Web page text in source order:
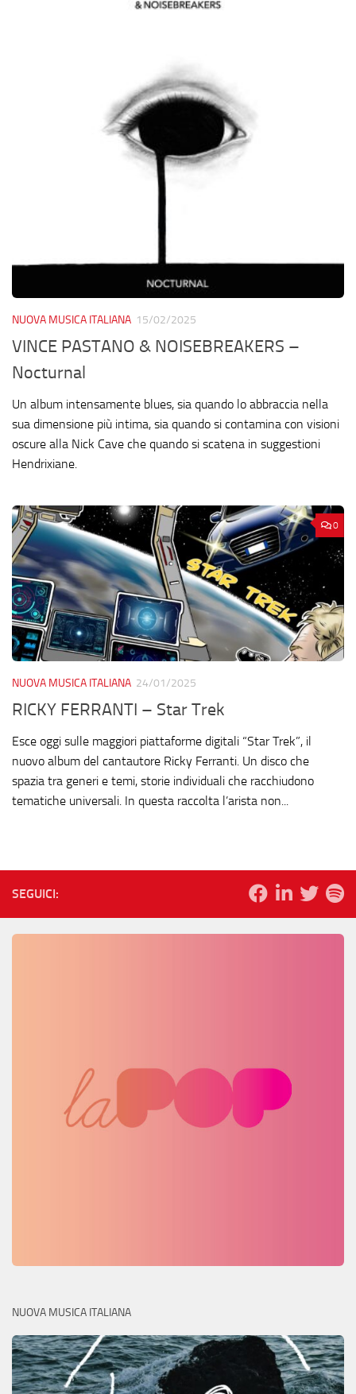
NUOVA MUSICA ITALIANA 15/02/2025
VINCE PASTANO & NOISEBREAKERS –
Nocturnal
Un album intensamente blues, sia quando lo abbraccia nella
sua dimensione più intima, sia quando si contamina con visioni
oscure alla Nick Cave che quando si scatena in suggestioni
Hendrixiane.
0
NUOVA MUSICA ITALIANA 24/01/2025
RICKY FERRANTI – Star Trek
Esce oggi sulle maggiori piattaforme digitali “Star Trek”, il
nuovo album del cantautore Ricky Ferranti. Un disco che
spazia tra generi e temi, storie individuali che racchiudono
tematiche universali. In questa raccolta l’arista non...
SEGUICI:
NUOVA MUSICA ITALIANA